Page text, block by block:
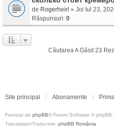
de Rogerheirl » Joi Iul 23,
Răspunsuri: 0
Căutarea A Găsit 23
Site principal Abonamente
Furnizat de phpBB® Forum Software © phpBB
Translation/Traducere: phpBB România